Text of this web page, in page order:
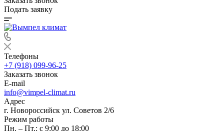
Подать заявку
Телефоны
+7 (918) 099-96-25
Заказать звонок
E-mail
info@vimpel-climat.ru
Адрес
г. Новороссийск ул. Советов 2/6
Режим работы
Пн. – Пт.: с 9:00 до 18:00